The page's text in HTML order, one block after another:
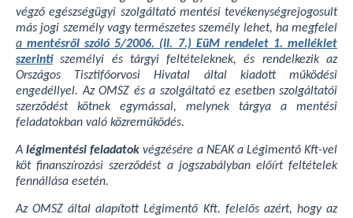
végző egészségügyi szolgáltató mentési tevékenységrejogosult
más jogi személy vagy természetes személy lehet, ha megfelel
amentésről szóló 5/2006. (II. 7.) EüM rendelet 1. melléklet
szerintiszemélyi és tárgyi feltételeknek, és rendelkezik az
Országos Tisztifőorvosi Hivatal által kiadott működési
engedéllyel. Az OMSZ és a szolgáltató ez esetben szolgáltatói
szerződést kötnek egymással, melynek tárgya a mentési
feladatokban való közreműködés.
Alégimentési feladatok végzésére a NEAK a Légimentő Kft-vel
köt finanszírozási szerződést a jogszabályban előírt feltételek
fennállása esetén.
Az OMSZ által alapított Légimentő Kft. felelős azért, hogy az